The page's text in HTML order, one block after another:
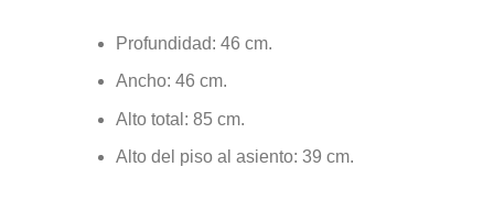
Profundidad: 46 cm.
Ancho: 46 cm.
Alto total: 85 cm.
Alto del piso al asiento: 39 cm.